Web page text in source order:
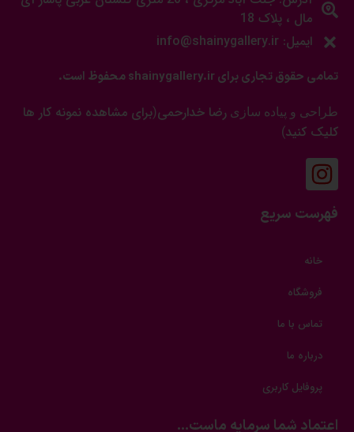
مال ، پلاک 18
ایمیل: info@shainygallery.ir
تمامی حقوق تجاری برای shainygallery.ir محفوظ است.
طراحی و پیاده سازی رضا خدارحمی(برای مشاهده نمونه کار ها
کلیک کنید)
فهرست سریع
خانه
فروشگاه
تماس با ما
درباره ما
پروفایل کاربری
اعتماد شما سرمایه ماست...